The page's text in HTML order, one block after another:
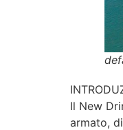
Il New
armato,